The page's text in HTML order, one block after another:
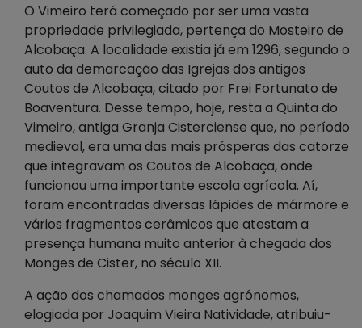
O Vimeiro terá começado por ser uma vasta
propriedade privilegiada, pertença do Mosteiro de
Alcobaça. A localidade existia já em 1296, segundo o
auto da demarcação das Igrejas dos antigos
Coutos de Alcobaça, citado por Frei Fortunato de
Boaventura. Desse tempo, hoje, resta a Quinta do
Vimeiro, antiga Granja Cisterciense que, no período
medieval, era uma das mais prósperas das catorze
que integravam os Coutos de Alcobaça, onde
funcionou uma importante escola agrícola. Aí,
foram encontradas diversas lápides de mármore e
vários fragmentos cerâmicos que atestam a
presença humana muito anterior à chegada dos
Monges de Cister, no século XII.
A ação dos chamados monges agrónomos,
elogiada por Joaquim Vieira Natividade, atribuiu-